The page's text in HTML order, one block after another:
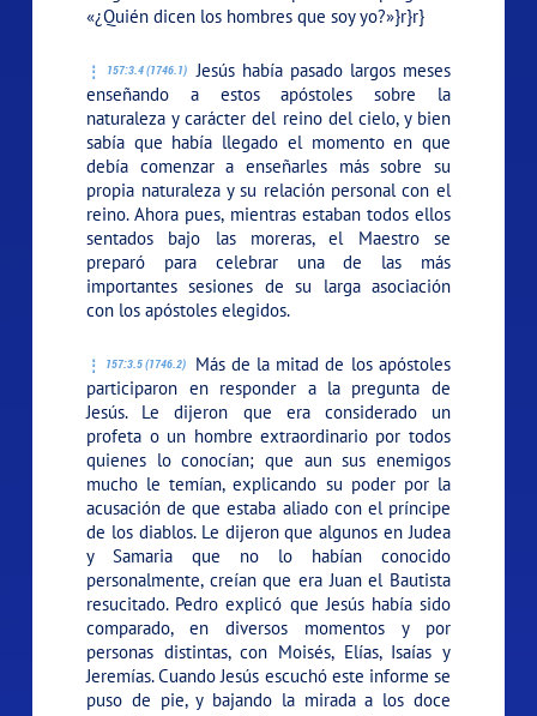
«¿Quién dicen los hombres que soy yo?»}r}r}
157:3.4 (1746.1) Jesús había pasado largos meses
enseñando a estos apóstoles sobre la
naturaleza y carácter del reino del cielo, y bien
sabía que había llegado el momento en que
debía comenzar a enseñarles más sobre su
propia naturaleza y su relación personal con el
reino. Ahora pues, mientras estaban todos ellos
sentados bajo las moreras, el Maestro se
preparó para celebrar una de las más
importantes sesiones de su larga asociación
con los apóstoles elegidos.
157:3.5 (1746.2)
Más de la mitad de los apóstoles
participaron en responder a la pregunta de
Jesús. Le dijeron que era considerado un
profeta o un hombre extraordinario por todos
quienes lo conocían; que aun sus enemigos
mucho le temían, explicando su poder por la
acusación de que estaba aliado con el príncipe
de los diablos. Le dijeron que algunos en Judea
y Samaria que no lo habían conocido
personalmente, creían que era Juan el Bautista
resucitado. Pedro explicó que Jesús había sido
comparado, en diversos momentos y por
personas distintas, con Moisés, Elías, Isaías y
Jeremías. Cuando Jesús escuchó este informe se
puso de pie, y bajando la mirada a los doce